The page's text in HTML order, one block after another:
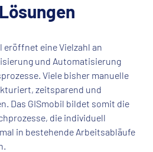
eröffnet eine Vielzahl an
und Automatisierung
Viele bisher manuelle
zeitsparend und
Das GISmobil bildet somit die
die individuell
in bestehende Arbeitsabläufe